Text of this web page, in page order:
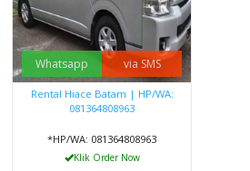
Whatsapp via SMS
Rental Hiace Batam | HP/WA:
081364808963
*HP/WA: 081364808963
Klik Order Now